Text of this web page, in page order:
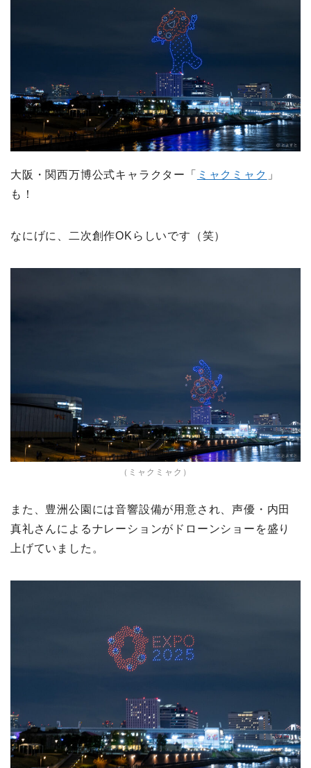
大阪・関西万博公式キャラクター「 ミャクミャク 」
も！
なにげに、二次創作OKらしいです（笑）
（ミャクミャク）
また、豊洲公園には音響設備が用意され、声優・内田
真礼さんによるナレーションがドローンショーを盛り
上げていました。